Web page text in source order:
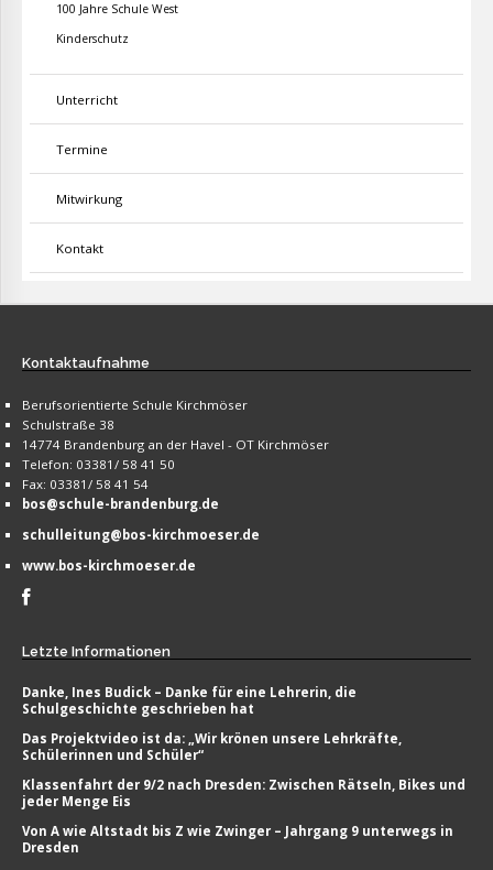
100 Jahre Schule West
Kinderschutz
Unterricht
Termine
Mitwirkung
Kontakt
Kontaktaufnahme
Berufsorientierte Schule Kirchmöser
Schulstraße 38
14774 Brandenburg an der Havel - OT Kirchmöser
Telefon: 03381/ 58 41 50
Fax: 03381/ 58 41 54
bos@schule-brandenburg.de
schulleitung@bos-kirchmoeser.de
www.bos-kirchmoeser.de
Letzte Informationen
Danke, Ines Budick – Danke für eine Lehrerin, die
Schulgeschichte geschrieben hat
Das Projektvideo ist da: „Wir krönen unsere Lehrkräfte,
Schülerinnen und Schüler“
Klassenfahrt der 9/2 nach Dresden: Zwischen Rätseln, Bikes und
jeder Menge Eis
Von A wie Altstadt bis Z wie Zwinger – Jahrgang 9 unterwegs in
Dresden